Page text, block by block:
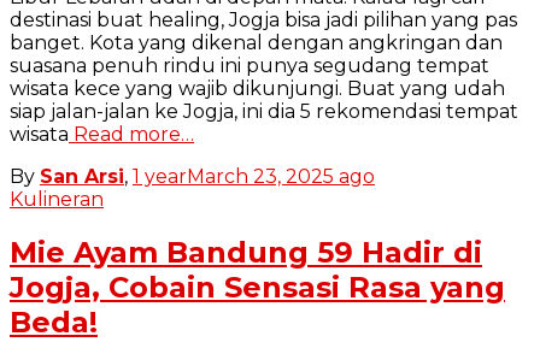
destinasi buat healing, Jogja bisa jadi pilihan yang pas
banget. Kota yang dikenal dengan angkringan dan
suasana penuh rindu ini punya segudang tempat
wisata kece yang wajib dikunjungi. Buat yang udah
siap jalan-jalan ke Jogja, ini dia 5 rekomendasi tempat
wisata Read more…
By San Arsi, 1 yearMarch 23, 2025 ago
Kulineran
Mie Ayam Bandung 59 Hadir di
Jogja, Cobain Sensasi Rasa yang
Beda!